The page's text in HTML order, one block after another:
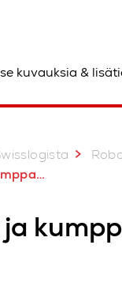
kuvauksia &